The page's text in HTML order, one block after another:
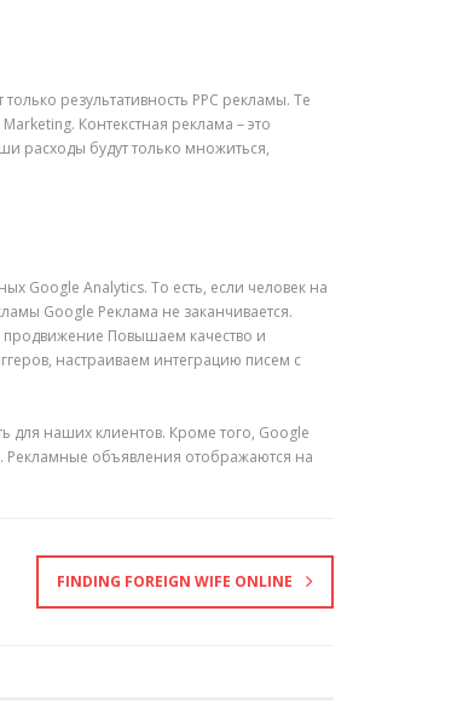
результативность PPC рекламы. Те
Контекстная реклама – это
расходы будут только множиться,
Google Analytics. То есть, если человек на
Google Реклама не заканчивается.
Повышаем качество и
настраиваем интеграцию писем с
для наших клиентов. Кроме того, Google
Рекламные объявления отображаются на
FINDING FOREIGN WIFE ONLINE